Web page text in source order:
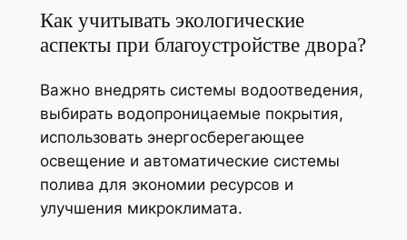
Как учитывать экологические
аспекты при благоустройстве двора?
Важно внедрять системы водоотведения,
выбирать водопроницаемые покрытия,
использовать энергосберегающее
освещение и автоматические системы
полива для экономии ресурсов и
улучшения микроклимата.